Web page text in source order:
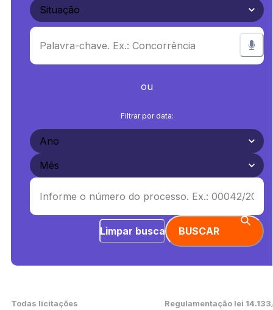
ou
Filtrar por data:
Limpar busca BUSCAR
Todas licitações Regulamentação lei